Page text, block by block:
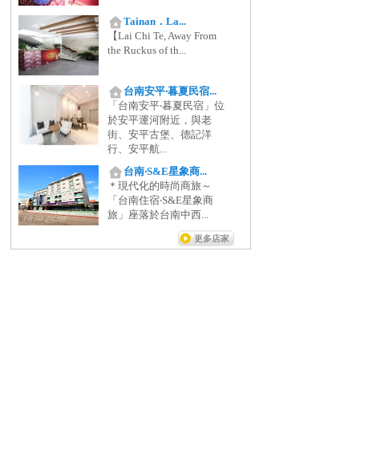
Tainan．La...
【Lai Chi Te, Away From
the Ruckus of th...
台南安平‧暮夏民宿...
「台南安平‧暮夏民宿」位
於安平運河附近，與老
街、安平古堡、德記洋
行、安平航...
台南‧S&E星象商...
＊現代化的時尚商旅～
「台南住宿‧S&E星象商
旅」座落於台南中西...
更多店家